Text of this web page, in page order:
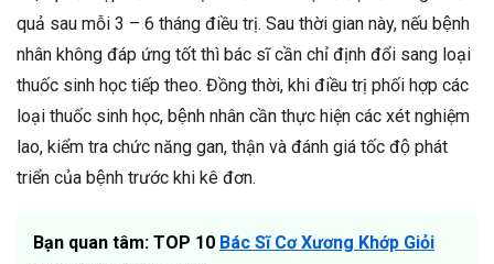
quả sau mỗi 3 – 6 tháng điều trị. Sau thời gian này, nếu bệnh
nhân không đáp ứng tốt thì bác sĩ cần chỉ định đổi sang loại
thuốc sinh học tiếp theo. Đồng thời, khi điều trị phối hợp các
loại thuốc sinh học, bệnh nhân cần thực hiện các xét nghiệm
lao, kiểm tra chức năng gan, thận và đánh giá tốc độ phát
triển của bệnh trước khi kê đơn.
Bạn quan tâm: TOP 10 Bác Sĩ Cơ Xương Khớp Giỏi